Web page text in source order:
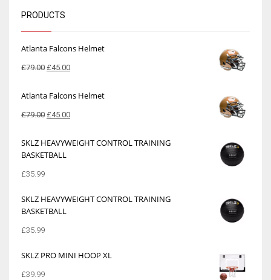
PRODUCTS
Atlanta Falcons Helmet
£79.00 £45.00
Atlanta Falcons Helmet
£79.00 £45.00
SKLZ HEAVYWEIGHT CONTROL TRAINING
BASKETBALL
£35.99
SKLZ HEAVYWEIGHT CONTROL TRAINING
BASKETBALL
£35.99
SKLZ PRO MINI HOOP XL
£39.99